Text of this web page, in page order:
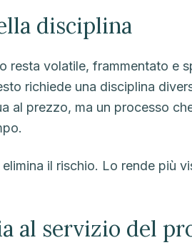
disciplina
resta volatile, frammentato e
richiede una disciplina
al prezzo, ma un processo
il rischio. Lo rende più
al servizio del